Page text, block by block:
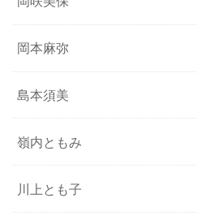
岡本麻弥
島本須美
嶺内ともみ
川上とも子